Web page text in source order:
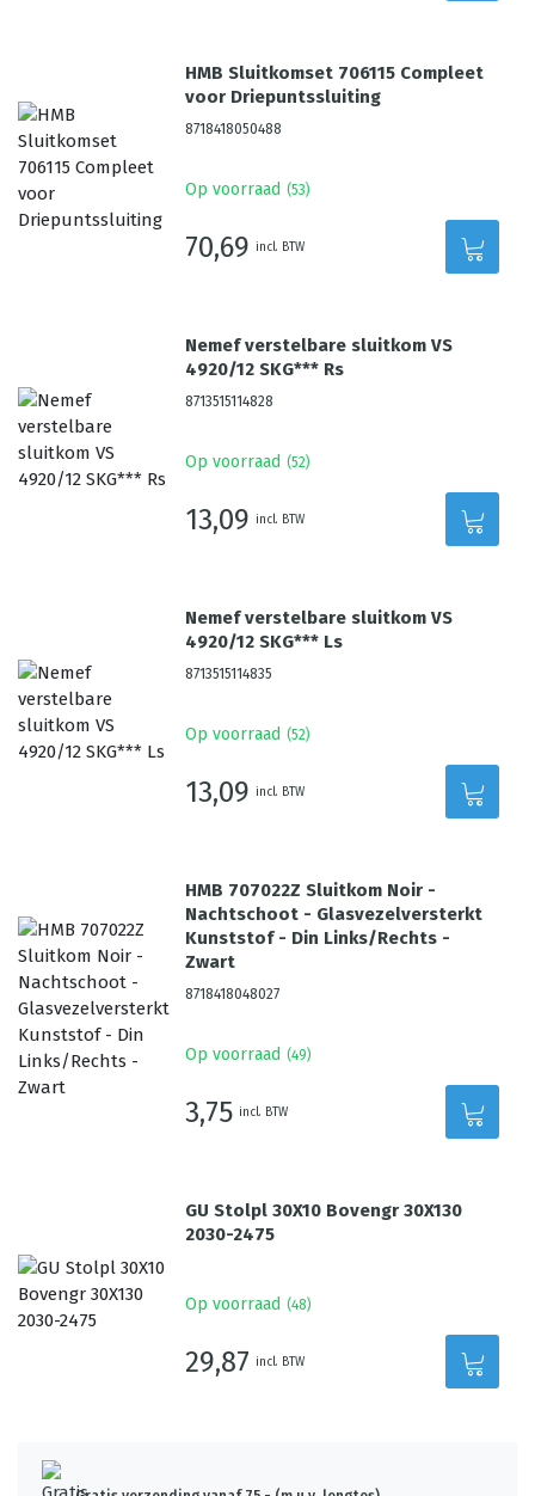
HMB Sluitkomset 706115 Compleet
voor Driepuntssluiting
8718418050488
Op voorraad (53)
70,69 incl. BTW
Nemef verstelbare sluitkom VS
4920/12 SKG*** Rs
8713515114828
Op voorraad (52)
13,09 incl. BTW
Nemef verstelbare sluitkom VS
4920/12 SKG*** Ls
8713515114835
Op voorraad (52)
13,09 incl. BTW
HMB 707022Z Sluitkom Noir -
Nachtschoot - Glasvezelversterkt
Kunststof - Din Links/Rechts -
Zwart
8718418048027
Op voorraad (49)
3,75 incl. BTW
GU Stolpl 30X10 Bovengr 30X130
2030-2475
Op voorraad (48)
29,87 incl. BTW